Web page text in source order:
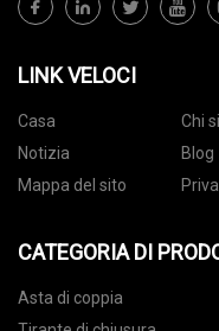
LINK VELOCI
Casa Chi
Notizia
Blog
Mappa del sito
CATEGORIA DI
Asta di coppia